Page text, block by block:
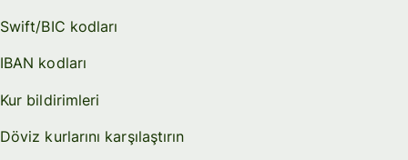
Swift/BIC kodları
IBAN kodları
Kur bildirimleri
Döviz kurlarını karşılaştırın